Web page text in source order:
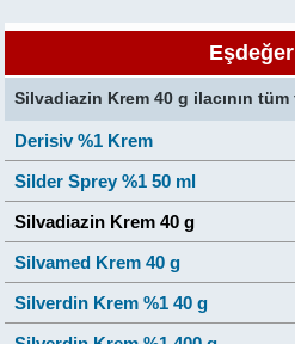
Silvadiazin Krem 40 g ilacının
Derisiv %1 Krem
Silder Sprey %1 50 ml
Silvadiazin Krem 40 g
Silvamed Krem 40 g
Silverdin Krem %1 40 g